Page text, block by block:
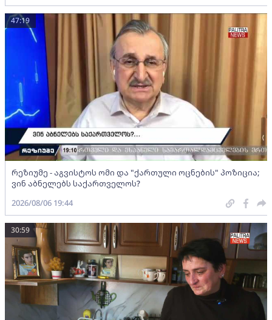
რეზიუმე - აგვისტოს ომი და "ქართული ოცნების" პოზიცია;
ვინ აბნელებს საქართველოს?
47:19
2026/08/06 19:44
30:59